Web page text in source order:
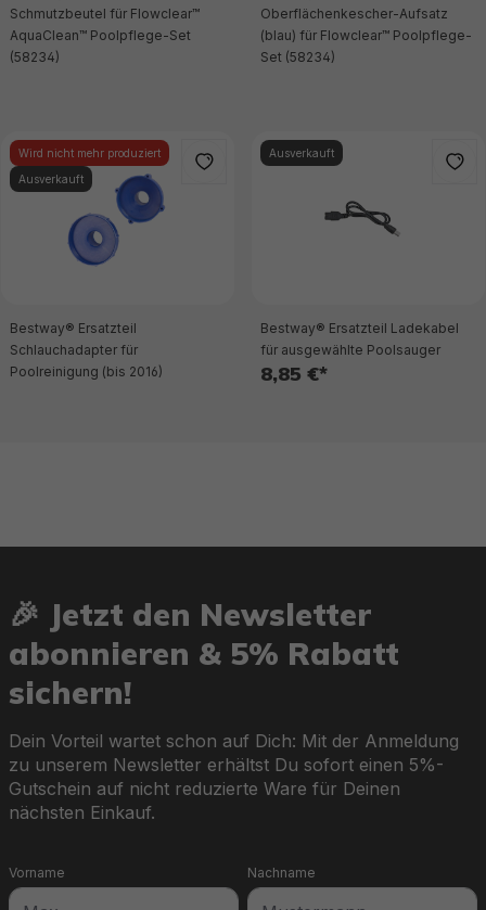
Schmutzbeutel für Flowclear™
AquaClean™ Poolpflege-Set
(58234)
Oberflächenkescher-Aufsatz
(blau) für Flowclear™ Poolpflege-
Set (58234)
Wird nicht mehr produziert
Ausverkauft
Bestway® Ersatzteil
Schlauchadapter für
Poolreinigung (bis 2016)
Ausverkauft
Bestway® Ersatzteil Ladekabel
für ausgewählte Poolsauger
8,85 €*
🎉 Jetzt den Newsletter
abonnieren & 5% Rabatt
sichern!
Dein Vorteil wartet schon auf Dich: Mit der Anmeldung
zu unserem Newsletter erhältst Du sofort einen 5%-
Gutschein auf nicht reduzierte Ware für Deinen
nächsten Einkauf.
Vorname Nachname